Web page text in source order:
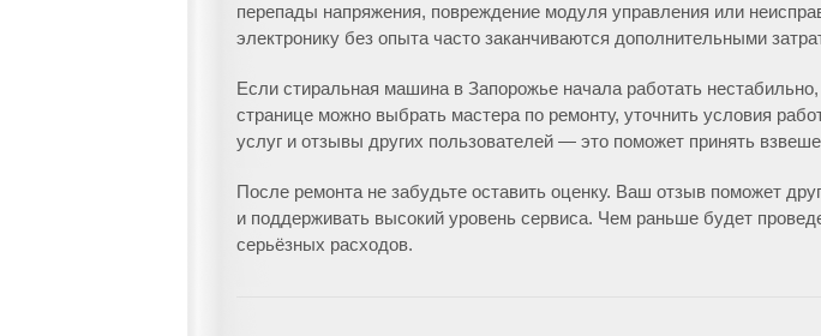
перепады напряжения, повреждение модуля управления или
электронику без опыта часто заканчиваются дополнительными
Если стиральная машина в Запорожье начала работать
странице можно выбрать мастера по ремонту, уточнить условия
услуг и отзывы других пользователей — это поможет принять
После ремонта не забудьте оставить оценку. Ваш отзыв поможет
и поддерживать высокий уровень сервиса. Чем раньше будет
серьёзных расходов.